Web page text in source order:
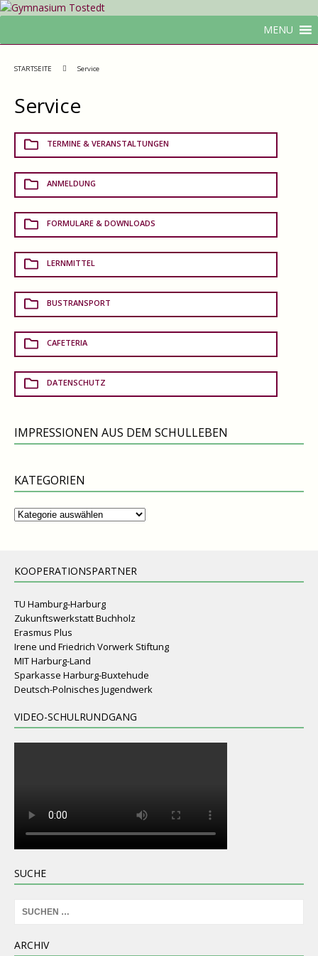
MENU
STARTSEITE Service
Service
TERMINE & VERANSTALTUNGEN
ANMELDUNG
FORMULARE & DOWNLOADS
LERNMITTEL
BUSTRANSPORT
CAFETERIA
DATENSCHUTZ
IMPRESSIONEN AUS DEM SCHULLEBEN
KATEGORIEN
Kategorien
KOOPERATIONSPARTNER
TU Hamburg-Harburg
Zukunftswerkstatt Buchholz
Erasmus Plus
Irene und Friedrich Vorwerk Stiftung
MIT Harburg-Land
Sparkasse Harburg-Buxtehude
Deutsch-Polnisches Jugendwerk
VIDEO-SCHULRUNDGANG
SUCHE
ARCHIV